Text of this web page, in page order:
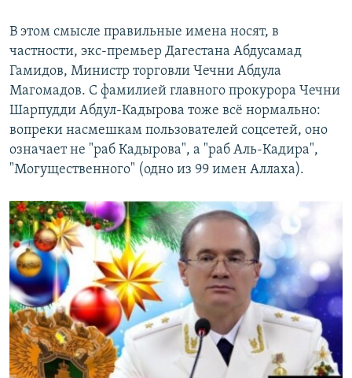
В этом смысле правильные имена носят, в
частности, экс-премьер Дагестана Абдусамад
Гамидов, Министр торговли Чечни Абдула
Магомадов. С фамилией главного прокурора Чечни
Шарпудди Абдул-Кадырова тоже всё нормально:
вопреки насмешкам пользователей соцсетей, оно
означает не "раб Кадырова", а "раб Аль-Кадира",
"Могущественного" (одно из 99 имен Аллаха).